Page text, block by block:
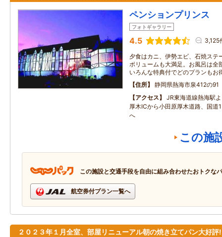
ペンションプリンス
フォトギャラリー
4.5 3,125
夕食はカニ、伊勢エビ、石焼ステ
ボリュームも大満足。お風呂は全
いろんな特典付でどのプランもお
住所
静岡県熱海市泉412の91
アクセス
JR東海道線熱海駅
厚木ICから小田原厚木道路、国道
へ
この施
この施設と交通手段を自由に組み合わせたおトクな
航空券付プラン一覧へ
２０２３年１月全室、部屋リニューアル朝の焼き立てパン大好評